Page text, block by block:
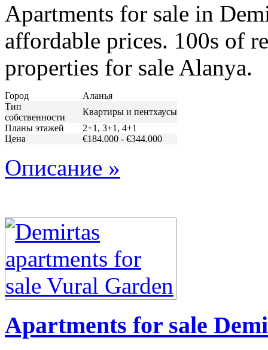
Apartments for sale in
affordable prices. 100s of
properties for sale Alanya.
Город
Аланья
Тип
собственности
Квартиры и пентхаусы
Планы этажей
2+1, 3+1, 4+1
Цена
€184.000 - €344.000
Описание »
Apartments for sale